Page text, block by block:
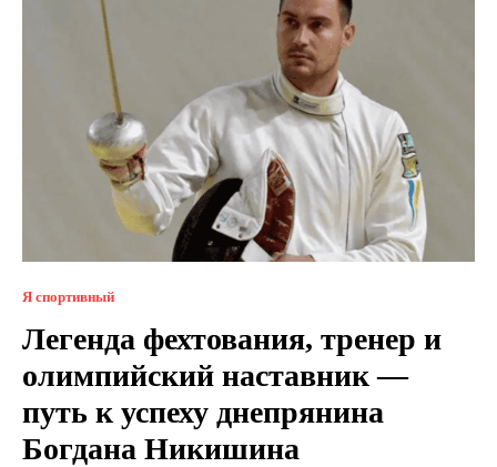
Я спортивный
Легенда фехтования, тренер и
олимпийский наставник —
путь к успеху днепрянина
Богдана Никишина